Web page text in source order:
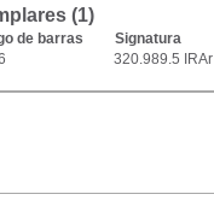
(1)
de barras
Signatura
320.989.5 IRAr